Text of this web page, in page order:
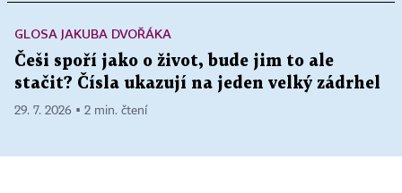
GLOSA JAKUBA DVOŘÁKA
Češi spoří jako o život, bude jim to ale
stačit? Čísla ukazují na jeden velký zádrhel
29. 7. 2026 ▪ 2 min. čtení